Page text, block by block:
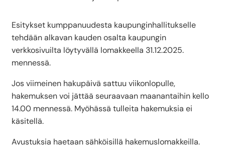
Esitykset kumppanuudesta kaupunginhallitukselle
tehdään alkavan kauden osalta kaupungin
verkkosivuilta löytyvällä lomakkeella 31.12.2025.
mennessä.
Jos viimeinen hakupäivä sattuu viikonlopulle,
hakemuksen voi jättää seuraavaan maanantaihin kello
14.00 mennessä. Myöhässä tulleita hakemuksia ei
käsitellä.
Avustuksia haetaan sähköisillä hakemuslomakkeilla.